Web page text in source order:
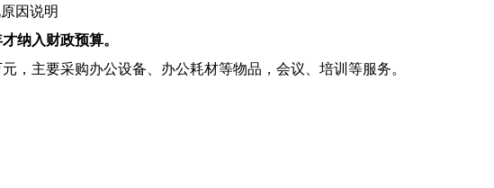
因说明
纳入财政预算。
，主要采购办公设备、办公耗材等物品，会议、培训等服务。